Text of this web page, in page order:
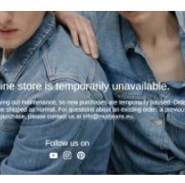
resultaten van Jimmy